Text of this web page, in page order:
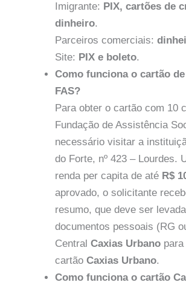
Imigrante: PIX, cartões de
dinheiro.
Parceiros comerciais:
Site: PIX e boleto.
Como funciona o cartão
FAS?
Para obter o cartão com 10
Fundação de Assistência
necessário visitar a
do Forte, nº 423 – Lourdes.
renda per capita de até R$
aprovado, o solicitante
resumo, que deve ser
documentos pessoais (RG
Central Caxias Urbano
cartão Caxias Urbano.
Como funciona o cartão